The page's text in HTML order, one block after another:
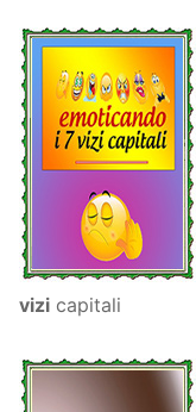
vizi capitali